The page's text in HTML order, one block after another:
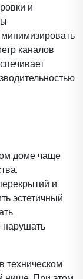
и
каналов
доме чаще
и
эстетичный
нарушать
техническом